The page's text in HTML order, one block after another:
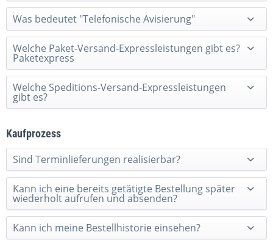
Was bedeutet "Telefonische Avisierung"
Welche Paket-Versand-Expressleistungen gibt es?
Paketexpress
Welche Speditions-Versand-Expressleistungen
gibt es?
Kaufprozess
Sind Terminlieferungen realisierbar?
Kann ich eine bereits getätigte Bestellung später
wiederholt aufrufen und absenden?
Kann ich meine Bestellhistorie einsehen?